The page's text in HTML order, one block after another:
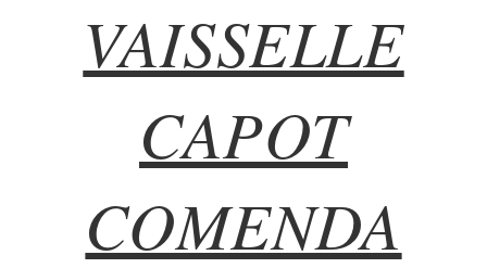
VAISSELLE
CAPOT
COMENDA